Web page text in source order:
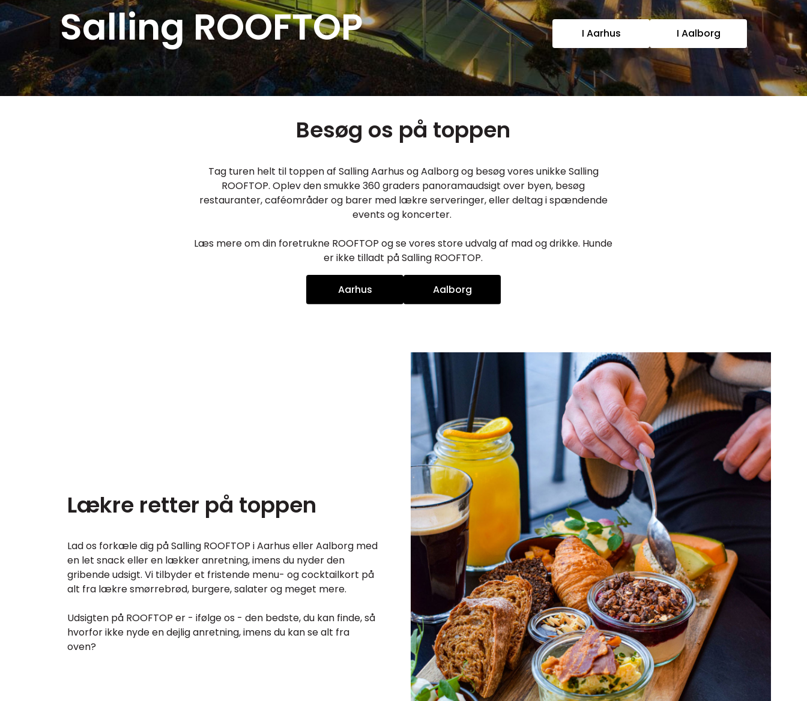
Salling ROOFTOP I Aarhus I Aalborg
Besøg os på toppen
Tag turen helt til toppen af Salling Aarhus og Aalborg og besøg vores unikke Salling
ROOFTOP. Oplev den smukke 360 graders panoramaudsigt over byen, besøg
restauranter, caféområder og barer med lækre serveringer, eller deltag i spændende
events og koncerter.
Læs mere om din foretrukne ROOFTOP og se vores store udvalg af mad og drikke. Hunde
er ikke tilladt på Salling ROOFTOP.
Aarhus Aalborg
Lækre retter på toppen
Lad os forkæle dig på Salling ROOFTOP i Aarhus eller Aalborg med
en let snack eller en lækker anretning, imens du nyder den
gribende udsigt. Vi tilbyder et fristende menu- og cocktailkort på
alt fra lækre smørrebrød, burgere, salater og meget mere.
Udsigten på ROOFTOP er - ifølge os - den bedste, du kan finde, så
hvorfor ikke nyde en dejlig anretning, imens du kan se alt fra
oven?